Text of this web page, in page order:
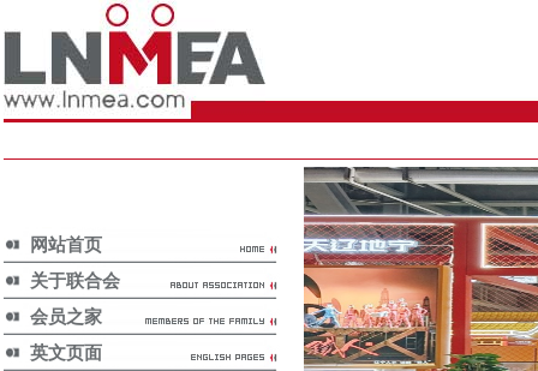
网站首页
关于联合会
会员之家
英文页面